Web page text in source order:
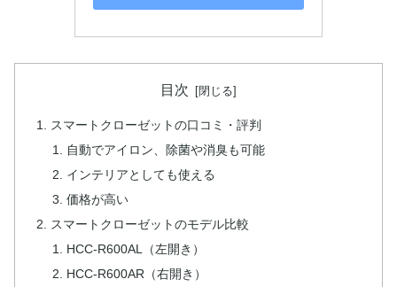
目次
スマートクローゼットの口コミ・評判
自動でアイロン、除菌や消臭も可能
インテリアとしても使える
価格が高い
スマートクローゼットのモデル比較
HCC-R600AL（左開き）
HCC-R600AR（右開き）